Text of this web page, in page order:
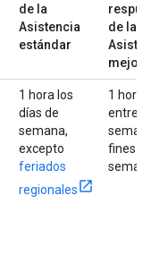
de la
Asistencia
estándar
de la
1 hora los
días de
semana,
excepto
feriados
regionales
1 hora
entre
fines